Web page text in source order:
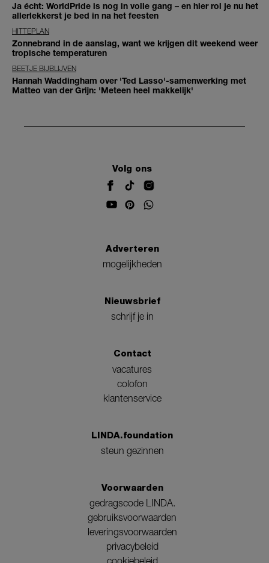
Ja écht: WorldPride is nog in volle gang – en hier rol je nu het
allerlekkerst je bed in na het feesten
HITTEPLAN
Zonnebrand in de aanslag, want we krijgen dit weekend weer
tropische temperaturen
BEETJE BIJBLIJVEN
Hannah Waddingham over 'Ted Lasso'-samenwerking met
Matteo van der Grijn: 'Meteen heel makkelijk'
Volg ons
Adverteren
mogelijkheden
Nieuwsbrief
schrijf je in
Contact
vacatures
colofon
klantenservice
LINDA.foundation
steun gezinnen
Voorwaarden
gedragscode LINDA.
gebruiksvoorwaarden
leveringsvoorwaarden
privacybeleid
cookiebeleid